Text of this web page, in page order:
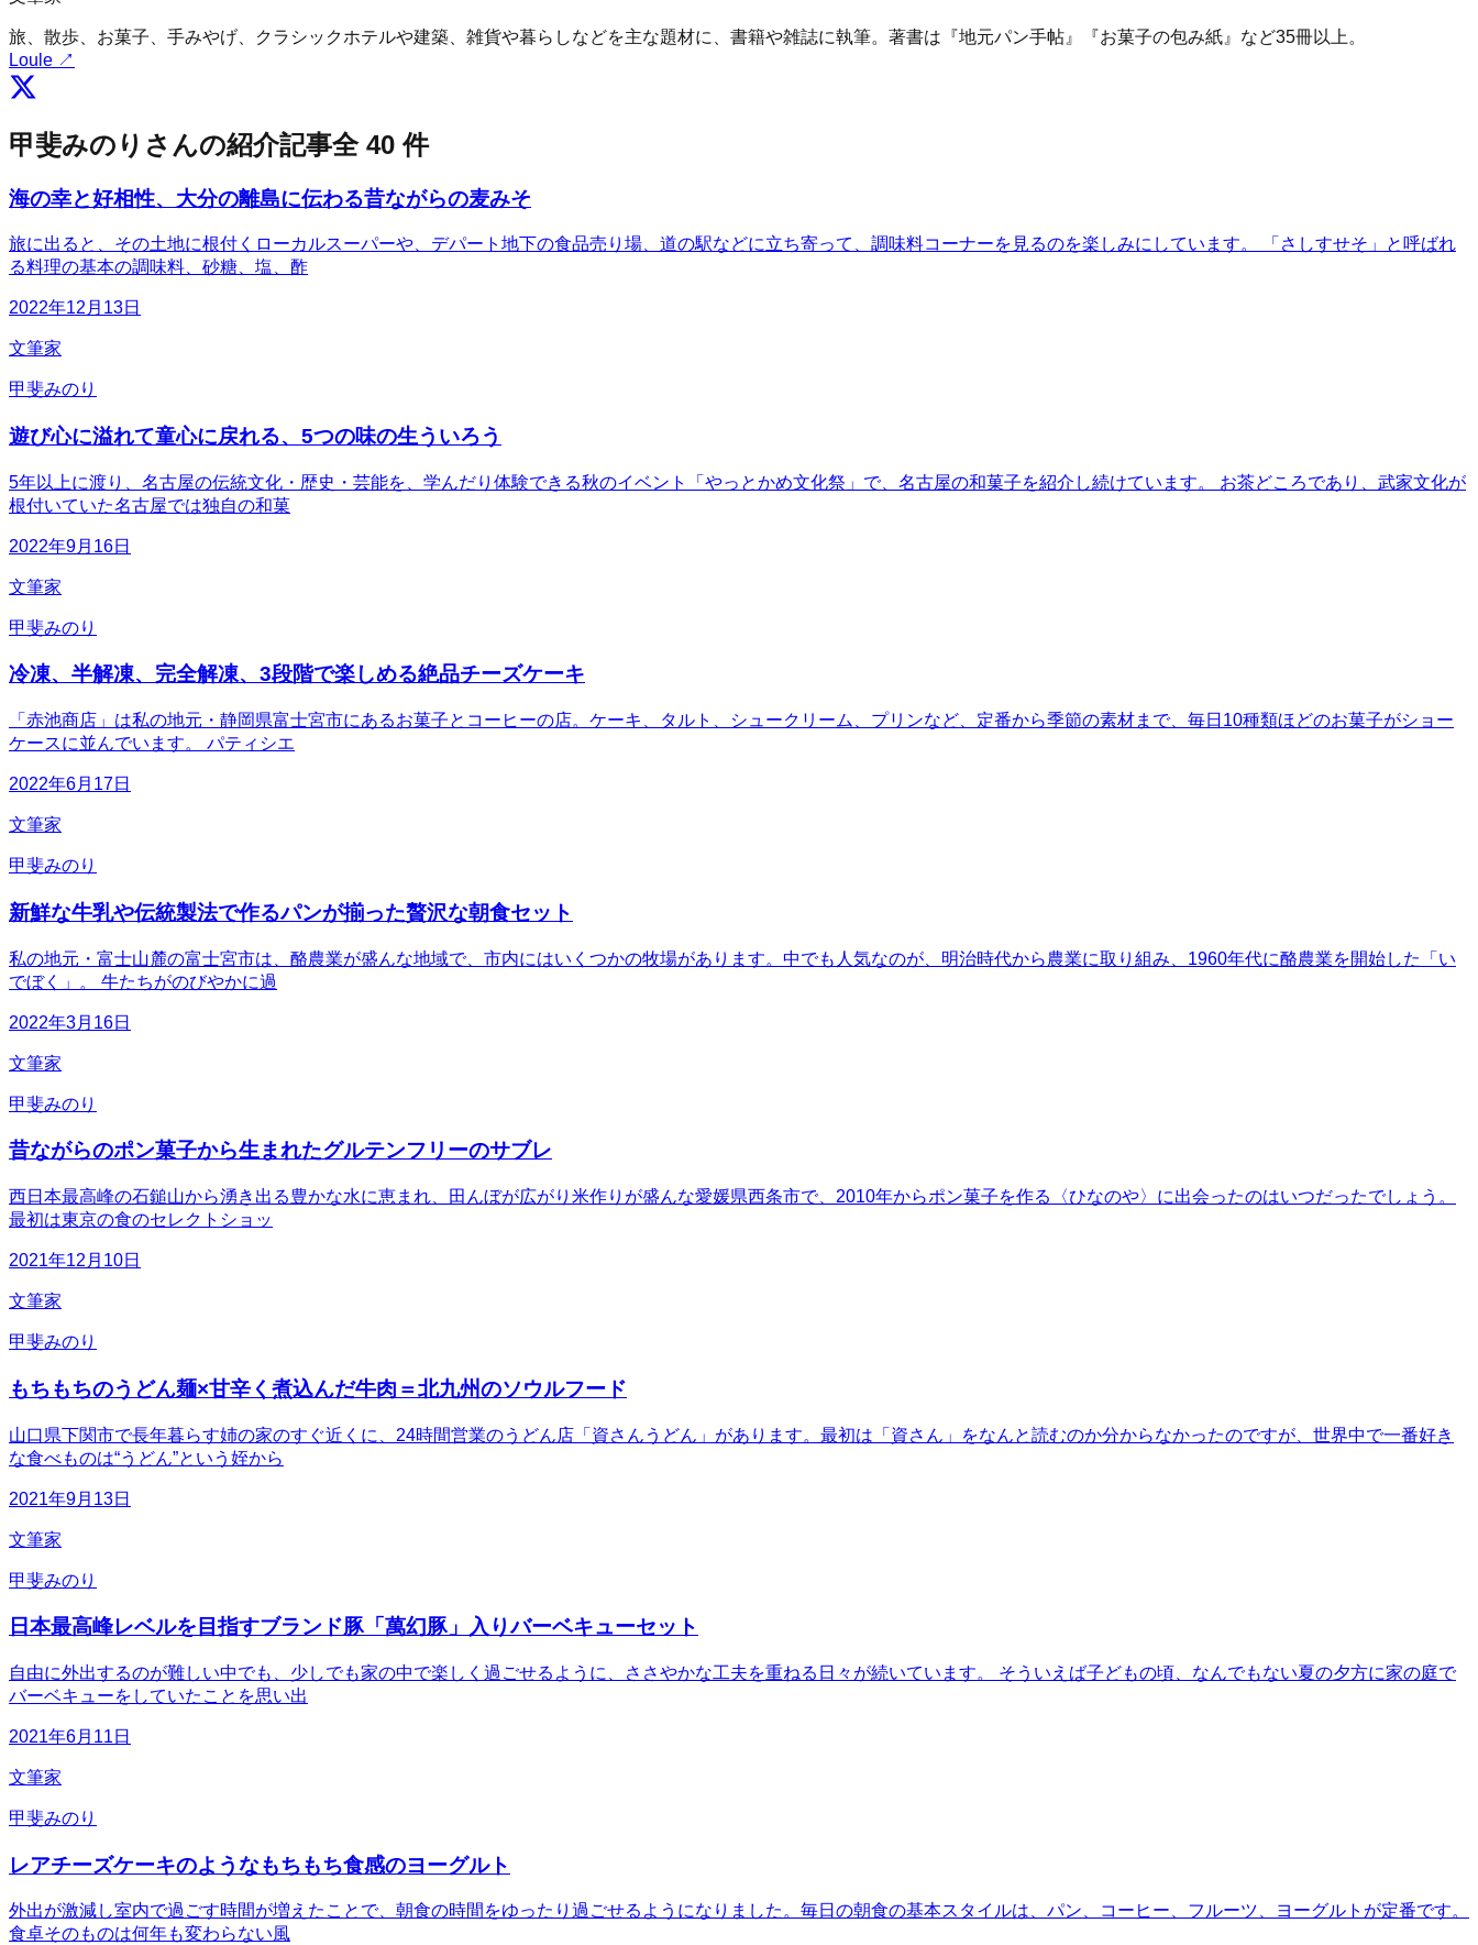
旅、散歩、お菓子、手みやげ、クラシックホテルや建築、雑貨や暮らしなどを主な題材に、書籍や雑誌に執筆。著書は『地元パン手帖』『お菓子の包み紙』など35冊以上。
Loule ↗
甲斐みのり さんの紹介記事全 40 件
海の幸と好相性、大分の離島に伝わる昔ながらの麦みそ
旅に出ると、その土地に根付くローカルスーパーや、デパート地下の食品売り場、道の駅などに立ち寄って、調味料コーナーを見るのを楽しみにしています。 「さしすせそ」と呼ばれ
る料理の基本の調味料、砂糖、塩、酢
2022年12月13日
文筆家
甲斐みのり
遊び心に溢れて童心に戻れる、5つの味の生ういろう
5年以上に渡り、名古屋の伝統文化・歴史・芸能を、学んだり体験できる秋のイベント「やっとかめ文化祭」で、名古屋の和菓子を紹介し続けています。 お茶どころであり、武家文化が
根付いていた名古屋では独自の和菓
2022年9月16日
文筆家
甲斐みのり
冷凍、半解凍、完全解凍、3段階で楽しめる絶品チーズケーキ
「赤池商店」は私の地元・静岡県富士宮市にあるお菓子とコーヒーの店。ケーキ、タルト、シュークリーム、プリンなど、定番から季節の素材まで、毎日10種類ほどのお菓子がショー
ケースに並んでいます。 パティシエ
2022年6月17日
文筆家
甲斐みのり
新鮮な牛乳や伝統製法で作るパンが揃った贅沢な朝食セット
私の地元・富士山麓の富士宮市は、酪農業が盛んな地域で、市内にはいくつかの牧場があります。中でも人気なのが、明治時代から農業に取り組み、1960年代に酪農業を開始した「い
でぼく」。 牛たちがのびやかに過
2022年3月16日
文筆家
甲斐みのり
昔ながらのポン菓子から生まれたグルテンフリーのサブレ
西日本最高峰の石鎚山から湧き出る豊かな水に恵まれ、田んぼが広がり米作りが盛んな愛媛県西条市で、2010年からポン菓子を作る〈ひなのや〉に出会ったのはいつだったでしょう。
最初は東京の食のセレクトショッ
2021年12月10日
文筆家
甲斐みのり
もちもちのうどん麺×甘辛く煮込んだ牛肉＝北九州のソウルフード
山口県下関市で長年暮らす姉の家のすぐ近くに、24時間営業のうどん店「資さんうどん」があります。最初は「資さん」をなんと読むのか分からなかったのですが、世界中で一番好き
な食べものは“うどん”という姪から
2021年9月13日
文筆家
甲斐みのり
日本最高峰レベルを目指すブランド豚「萬幻豚」入りバーベキューセット
自由に外出するのが難しい中でも、少しでも家の中で楽しく過ごせるように、ささやかな工夫を重ねる日々が続いています。 そういえば子どもの頃、なんでもない夏の夕方に家の庭で
バーベキューをしていたことを思い出
2021年6月11日
文筆家
甲斐みのり
レアチーズケーキのようなもちもち食感のヨーグルト
外出が激減し室内で過ごす時間が増えたことで、朝食の時間をゆったり過ごせるようになりました。毎日の朝食の基本スタイルは、パン、コーヒー、フルーツ、ヨーグルトが定番です。
食卓そのものは何年も変わらない風